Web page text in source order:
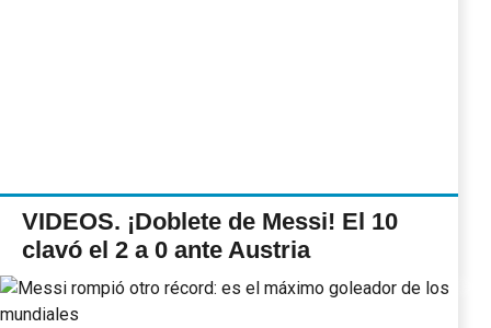
VIDEOS. ¡Doblete de Messi! El 10
clavó el 2 a 0 ante Austria